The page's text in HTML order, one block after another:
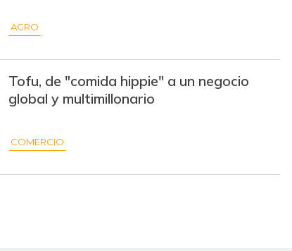
AGRO
Tofu, de "comida hippie" a un negocio
global y multimillonario
COMERCIO